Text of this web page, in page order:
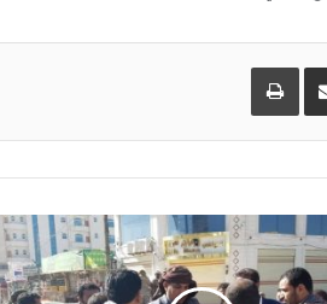
مشاركة عبر البريد طباعة